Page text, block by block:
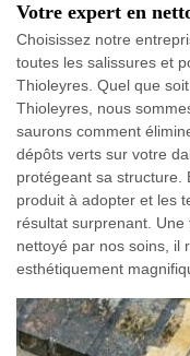
Votre expert en
Choisissez notre
toutes les salissures et
Thioleyres. Quel que
Thioleyres, nous
saurons comment
dépôts verts sur votre
protégeant sa structure.
produit à adopter et les
résultat surprenant.
nettoyé par nos soins, il
esthétiquement